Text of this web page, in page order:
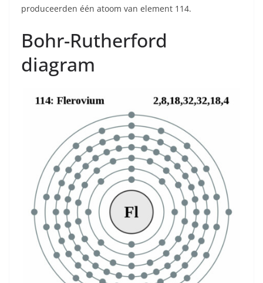
produceerden één atoom van element 114.
Bohr-Rutherford
diagram